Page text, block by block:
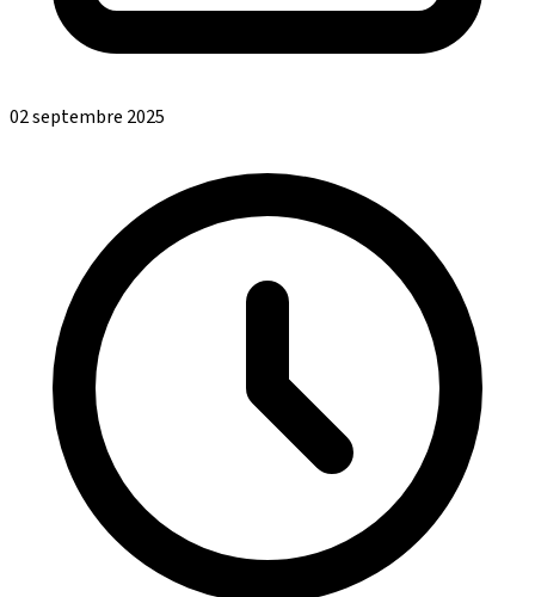
02 septembre 2025